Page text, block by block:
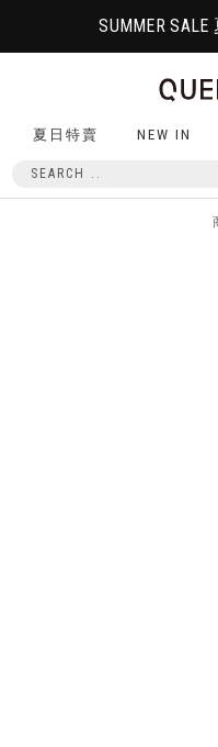
SUMMER
夏日特賣 NEW IN